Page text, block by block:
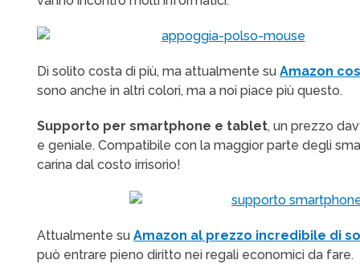
Di solito costa di più, ma attualmente suAmazon
sono anche in altri colori, ma a noi piace più questo.
Supporto per smartphone e tablet, un prezzo
e geniale. Compatibile con la maggior parte degli
carina dal costo irrisorio!
Attualmente suAmazon al prezzo incredibile di
può entrare pieno diritto nei regali economici da fare.